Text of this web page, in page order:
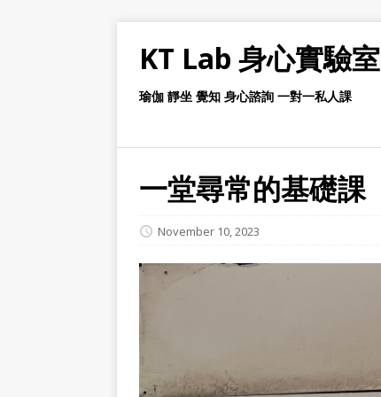
KT Lab 身心實驗室
瑜伽 靜坐 覺知 身心諮詢 一對一私人課
一堂尋常的基礎課
November 10, 2023